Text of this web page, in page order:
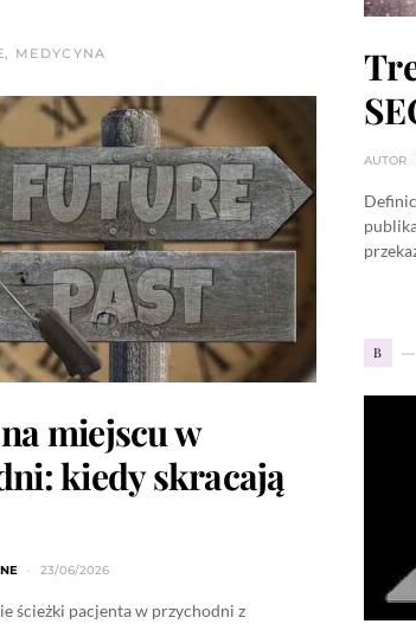
MEDYCYNA
miejscu w
kiedy skracają
23/06/2026
ścieżki pacjenta w przychodni z
AUTOR
B